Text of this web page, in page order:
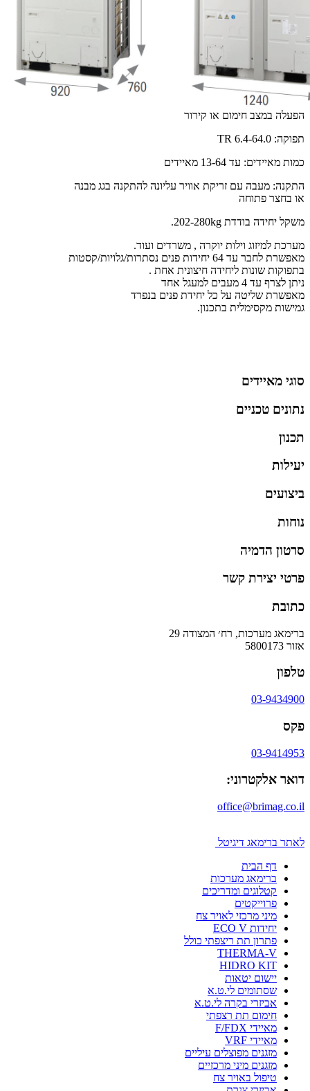
הפעלה במצב חימום או קירור
תפוקה: 6.4-64.0 TR
כמות מאיידים: עד 13-64 מאיידים
התקנה: מעבה עם זריקת אוויר עליונה להתקנה בגג מבנה
או בחצר פתוחה
משקל יחידה בודדת 202-280kg.
מערכת למיזוג וילות יוקרה , משרדים ועוד.
מאפשרת לחבר עד 64 יחידות פנים נסתרות/גלויות/קסטות
בתפוקות שונות ליחידה חיצונית אחת .
ניתן לצרף עד 4 מעבים למעגל אחד
מאפשרת שליטה על כל יחידת פנים בנפרד
גמישות מקסימלית בתכנון.
סוגי מאיידים
נתונים טכניים
תכנון
יעילות
ביצועים
נוחות
סרטון הדמיה
פרטי יצירת קשר
כתובת
ברימאג מערכות, רח׳ המצודה 29
אזור 5800173
טלפון
03-9434900
פקס
03-9414953
דואר אלקטרוני:
office@brimag.co.il
לאתר ברימאג דיגיטל
דף הבית
ברימאג מערכות
קטלוגים ומדריכים
פרוייקטים
מיני מרכזי לאויר צח
יחידות ECO V
פתרון תת ריצפתי כולל
THERMA-V
HIDRO KIT
יישום יטאות
שסתומים לי.ט.א
אביזרי בקרה לי.ט.א
חימום תת רצפתי
מאיידי F/FDX
מאיידי VRF
מזגנים מפוצלים עיליים
מזגנים מיני מרכזיים
טיפול באויר צח